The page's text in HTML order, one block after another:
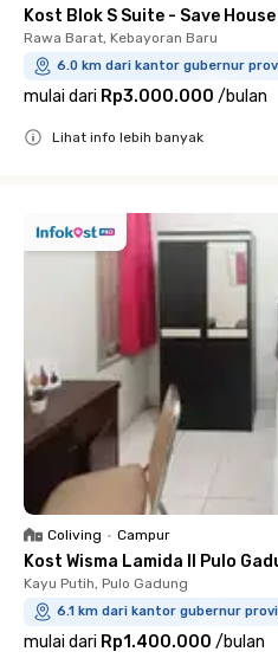
Kost Blok S Suite - Save
Rawa Barat, Kebayoran Baru
6.0 km dari kantor gubernur
mulai dari Rp3.000.000 /bulan
Lihat info lebih banyak
Coliving • Campur
Kost Wisma Lamida II Pulo
Kayu Putih, Pulo Gadung
6.1 km dari kantor gubernur
mulai dari Rp1.400.000 /bulan